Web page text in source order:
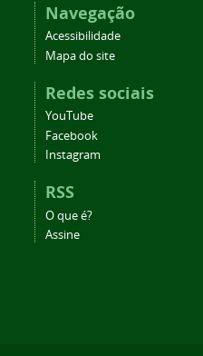
Navegação
Acessibilidade
Mapa do site
Redes sociais
YouTube
Facebook
Instagram
RSS
O que é?
Assine